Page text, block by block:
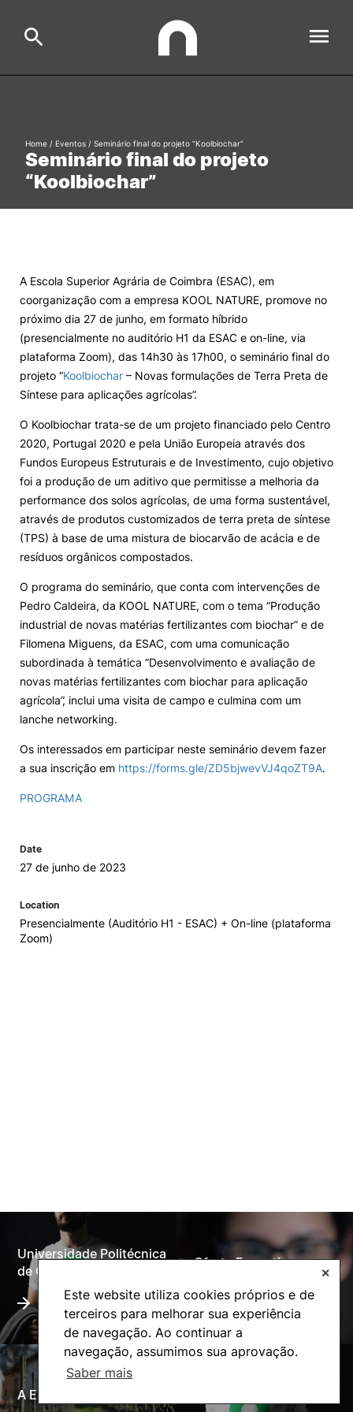
Este website utiliza cookies próprios e de
terceiros para melhorar sua experiência
de navegação. Ao continuar a
navegação, assumimos sua aprovação.
Saber mais
✕
Estudar
International Relations
Ofertas de Emprego e Informações Úteis
Loja da Agrária
Mudança de Par Instituição/Curso
Formative Offer
Seminário final do projeto
“Koolbiochar”
Home / Eventos / Seminário final do projeto “Koolbiochar”
A Escola Superior Agrária de Coimbra (ESAC), em
coorganização com a empresa KOOL NATURE, promove no
próximo dia 27 de junho, em formato híbrido
(presencialmente no auditório H1 da ESAC e on-line, via
plataforma Zoom), das 14h30 às 17h00, o seminário final do
projeto “Koolbiochar – Novas formulações de Terra Preta de
Síntese para aplicações agrícolas”.
O Koolbiochar trata-se de um projeto financiado pelo Centro
2020, Portugal 2020 e pela União Europeia através dos
Fundos Europeus Estruturais e de Investimento, cujo objetivo
foi a produção de um aditivo que permitisse a melhoria da
performance dos solos agrícolas, de uma forma sustentável,
através de produtos customizados de terra preta de síntese
(TPS) à base de uma mistura de biocarvão de acácia e de
resíduos orgânicos compostados.
O programa do seminário, que conta com intervenções de
Pedro Caldeira, da KOOL NATURE, com o tema “Produção
industrial de novas matérias fertilizantes com biochar” e de
Filomena Miguens, da ESAC, com uma comunicação
subordinada à temática “Desenvolvimento e avaliação de
novas matérias fertilizantes com biochar para aplicação
agrícola”, inclui uma visita de campo e culmina com um
lanche networking.
Os interessados em participar neste seminário devem fazer
a sua inscrição em https://forms.gle/ZD5bjwevVJ4qoZT9A.
PROGRAMA
Date
27 de junho de 2023
Location
Presencialmente (Auditório H1 - ESAC) + On-line (plataforma
Zoom)
Universidade Politécnica
de Coimbra
Oferta Formativa
A ESAC